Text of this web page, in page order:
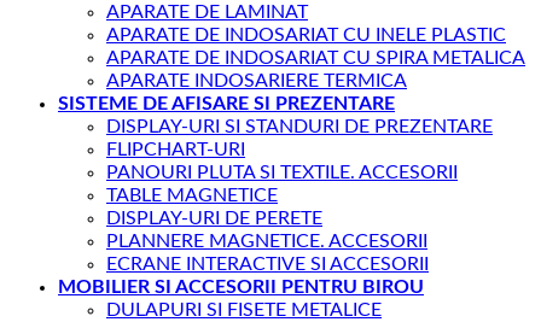
APARATE DE LAMINAT
APARATE DE INDOSARIAT CU INELE PLASTIC
APARATE DE INDOSARIAT CU SPIRA METALICA
APARATE INDOSARIERE TERMICA
SISTEME DE AFISARE SI PREZENTARE
DISPLAY-URI SI STANDURI DE PREZENTARE
FLIPCHART-URI
PANOURI PLUTA SI TEXTILE. ACCESORII
TABLE MAGNETICE
DISPLAY-URI DE PERETE
PLANNERE MAGNETICE. ACCESORII
ECRANE INTERACTIVE SI ACCESORII
MOBILIER SI ACCESORII PENTRU BIROU
DULAPURI SI FISETE METALICE